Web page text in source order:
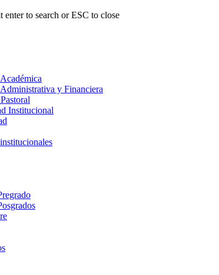
enter to search or ESC to close
y Financiera
Institucional